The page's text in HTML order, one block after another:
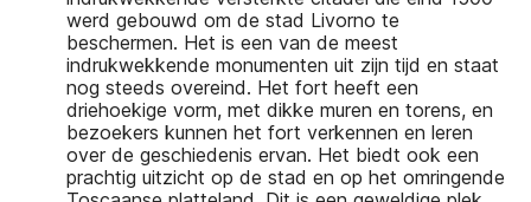
werd gebouwd om de stad Livorno te
beschermen. Het is een van de meest
indrukwekkende monumenten uit zijn tijd en staat
nog steeds overeind. Het fort heeft een
driehoekige vorm, met dikke muren en torens, en
bezoekers kunnen het fort verkennen en leren
over de geschiedenis ervan. Het biedt ook een
prachtig uitzicht op de stad en op het omringende